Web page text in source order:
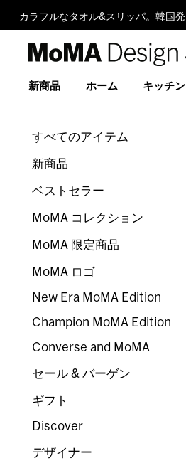
カラフルなタオル&スリッパ。韓国発
新商品 ホーム キッチン
すべてのアイテム
新商品
ベストセラー
MoMA コレクション
MoMA 限定商品
MoMA ロゴ
New Era MoMA Edition
Champion MoMA Edition
Converse and MoMA
セール & バーゲン
ギフト
Discover
デザイナー